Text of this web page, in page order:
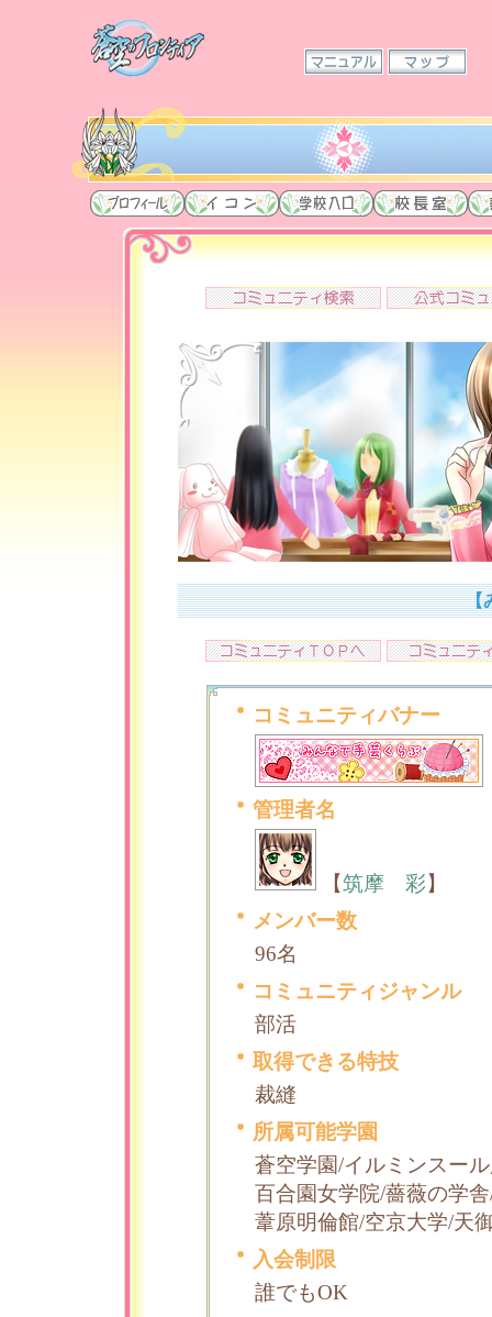
【
コミュニティバナー
管理者名
【筑摩 彩】
メンバー数
96名
コミュニティジャンル
部活
取得できる特技
裁縫
所属可能学園
蒼空学園/イルミンスー
百合園女学院/薔薇の学
葦原明倫館/空京大学/天
入会制限
誰でもOK